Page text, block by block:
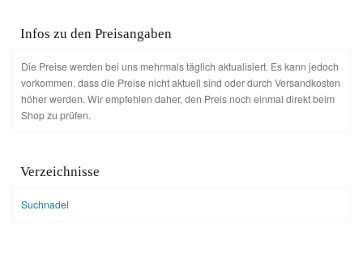
Infos zu den Preisangaben
Die Preise werden bei uns mehrmals täglich aktualisiert. Es kann jedoch
vorkommen, dass die Preise nicht aktuell sind oder durch Versandkosten
höher werden. Wir empfehlen daher, den Preis noch einmal direkt beim
Shop zu prüfen.
Verzeichnisse
Suchnadel